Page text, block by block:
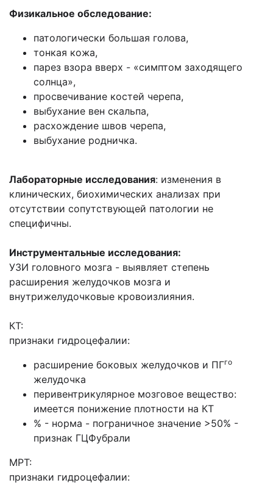
Физикальное обследование:
патологически большая голова,
тонкая кожа,
парез взора вверх - «симптом заходящего
солнца»,
просвечивание костей черепа,
выбухание вен скальпа,
расхождение швов черепа,
выбухание родничка.
Лабораторные исследования: изменения в
клинических, биохимических анализах при
отсутствии сопутствующей патологии не
специфичны.
Инструментальные исследования:
УЗИ головного мозга - выявляет степень
расширения желудочков мозга и
внутрижелудочковые кровоизлияния.
КТ:
признаки гидроцефалии:
расширение боковых желудочков и ПГго
желудочка
перивентрикулярное мозговое вещество:
имеется понижение плотности на КТ
% - норма - пограничное значение >50% -
признак ГЦФубрали
МРТ:
признаки гидроцефалии: